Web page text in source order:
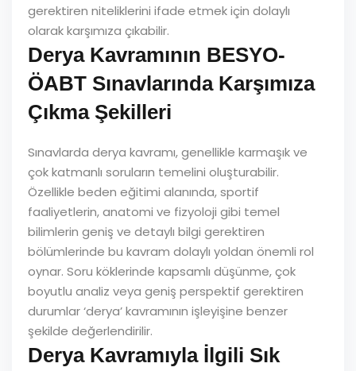
gerektiren niteliklerini ifade etmek için dolaylı
olarak karşımıza çıkabilir.
Derya Kavramının BESYO-
ÖABT Sınavlarında Karşımıza
Çıkma Şekilleri
Sınavlarda derya kavramı, genellikle karmaşık ve
çok katmanlı soruların temelini oluşturabilir.
Özellikle beden eğitimi alanında, sportif
faaliyetlerin, anatomi ve fizyoloji gibi temel
bilimlerin geniş ve detaylı bilgi gerektiren
bölümlerinde bu kavram dolaylı yoldan önemli rol
oynar. Soru köklerinde kapsamlı düşünme, çok
boyutlu analiz veya geniş perspektif gerektiren
durumlar ‘derya’ kavramının işleyişine benzer
şekilde değerlendirilir.
Derya Kavramıyla İlgili Sık